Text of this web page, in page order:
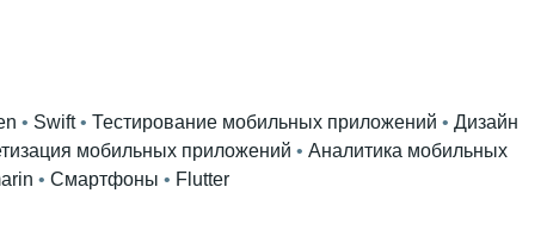
• Swift • Тестирование мобильных приложений • Дизайн
мобильных приложений • Аналитика мобильных
• Смартфоны • Flutter